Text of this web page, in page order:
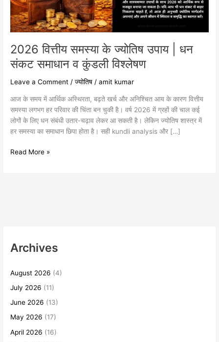
2026 वित्तीय समस्या के ज्योतिष उपाय | धन
संकट समाधान व कुंडली विश्लेषण
Leave a Comment /ज्योतिष /amit kumar
आज के समय में आर्थिक अस्थिरता, बढ़ते खर्च और अनिश्चित आय के कारण वित्तीय
समस्या लगभग हर परिवार की चिंता बन चुकी है। वर्ष 2026 में ग्रहों की चाल कई
लोगों के लिए धन संबंधी उतार-चढ़ाव लेकर आ सकती है। लेकिन ज्योतिष शास्त्र में
हर समस्या का समाधान छिपा होता है। सही kundli analysis और […]
संकट
समाधान
व
कुंडली
विश्लेषण
Read More »
Archives
August 2026 (4)
July 2026 (11)
June 2026 (13)
May 2026 (17)
April 2026 (16)